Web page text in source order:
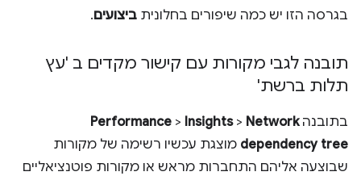
בגרסה הזו יש כמה שיפורים בחלונית ביצועים.
תובנה לגבי מקורות עם קישור מקדים ב 'עץ
תלות ברשת'
בתובנה Performance > Insights> Network
dependency tree מוצגת עכשיו רשימה של מקורות
שבוצעה אליהם התחברות מראש או מקורות פוטנציאליים